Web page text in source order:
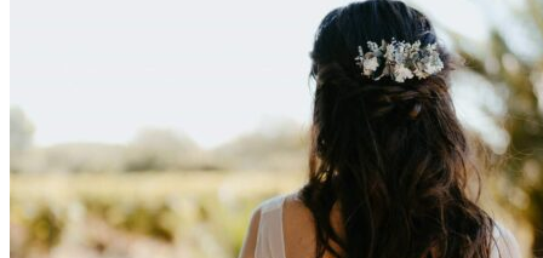
Boutonnières
Boutonnières Classiques
Boutonnières Broches